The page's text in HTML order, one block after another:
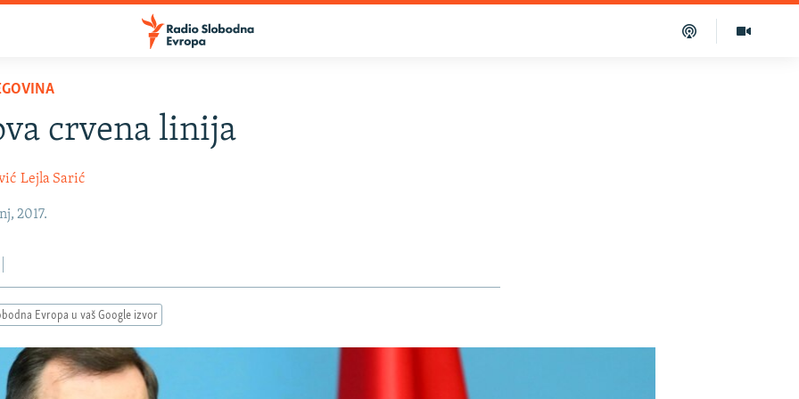
crvena linija
Lejla Sarić
2017.
Evropa u vaš Google izvor